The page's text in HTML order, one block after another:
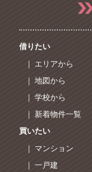
借りたい
｜ エリアから
｜ 地図から
｜ 学校から
｜ 新着物件一覧
買いたい
｜ マンション
｜ 一戸建